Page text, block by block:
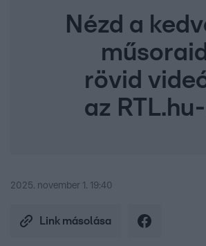
Nézd a
műsoraid
rövid
az
2025. november 1. 19:40
Link másolása